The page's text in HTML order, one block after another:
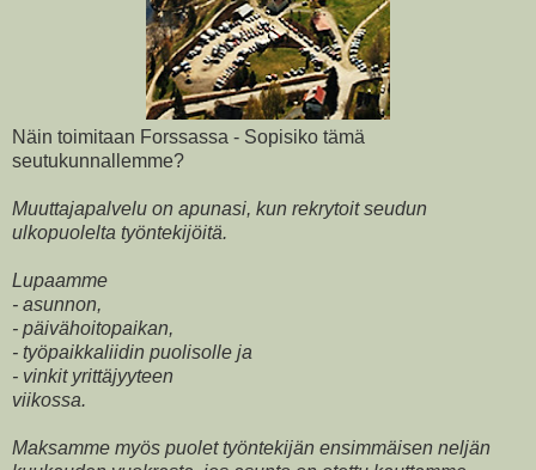
Näin toimitaan Forssassa - Sopisiko tämä
seutukunnallemme?
Muuttajapalvelu on apunasi, kun rekrytoit seudun
ulkopuolelta työntekijöitä.
Lupaamme
- asunnon,
- päivähoitopaikan,
- työpaikkaliidin puolisolle ja
- vinkit yrittäjyyteen
viikossa.
Maksamme myös puolet työntekijän ensimmäisen neljän